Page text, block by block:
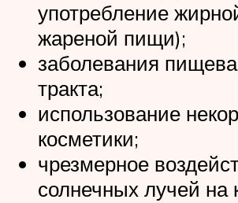
употребление
жареной пищи);
заболевания
тракта;
использование
косметики;
чрезмерное
солнечных лучей на